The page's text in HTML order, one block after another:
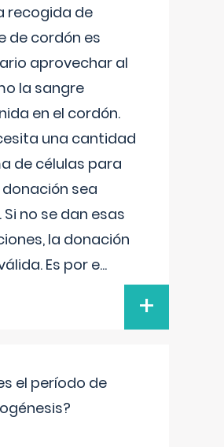
recogida de
de cordón es
aprovechar al
la sangre
en el cordón.
una cantidad
de células para
sea
Si no se dan esas
la donación
Es por e...
+
el período de